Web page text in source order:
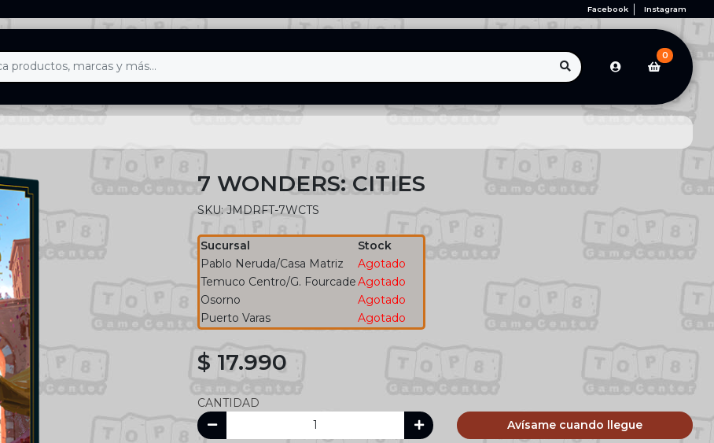
Facebook Instagram
0
7 WONDERS: CITIES
SKU: JMDRFT-7WCTS
Sucursal
Stock
Pablo Neruda/Casa Matriz
Agotado
Temuco Centro/G. FourcadeAgotado
Osorno
Agotado
Puerto Varas
Agotado
$ 17.990
CANTIDAD
Avísame cuando llegue